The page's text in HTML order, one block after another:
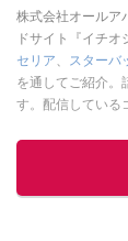
株式会社オールア
ドサイト『イチオ
セリア、 スターバ
を通してご紹介。
す。配信している
ニュースでフォロー